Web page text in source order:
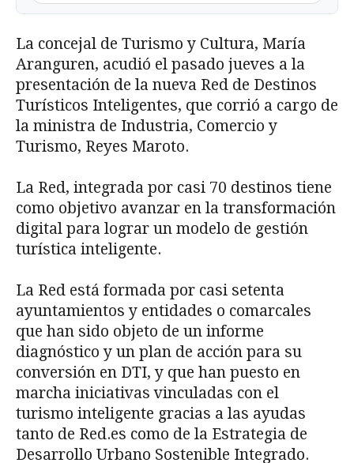
La concejal de Turismo y Cultura, María
Aranguren, acudió el pasado jueves a la
presentación de la nueva Red de Destinos
Turísticos Inteligentes, que corrió a cargo de
la ministra de Industria, Comercio y
Turismo, Reyes Maroto.
La Red, integrada por casi 70 destinos tiene
como objetivo avanzar en la transformación
digital para lograr un modelo de gestión
turística inteligente.
La Red está formada por casi setenta
ayuntamientos y entidades o comarcales
que han sido objeto de un informe
diagnóstico y un plan de acción para su
conversión en DTI, y que han puesto en
marcha iniciativas vinculadas con el
turismo inteligente gracias a las ayudas
tanto de Red.es como de la Estrategia de
Desarrollo Urbano Sostenible Integrado.